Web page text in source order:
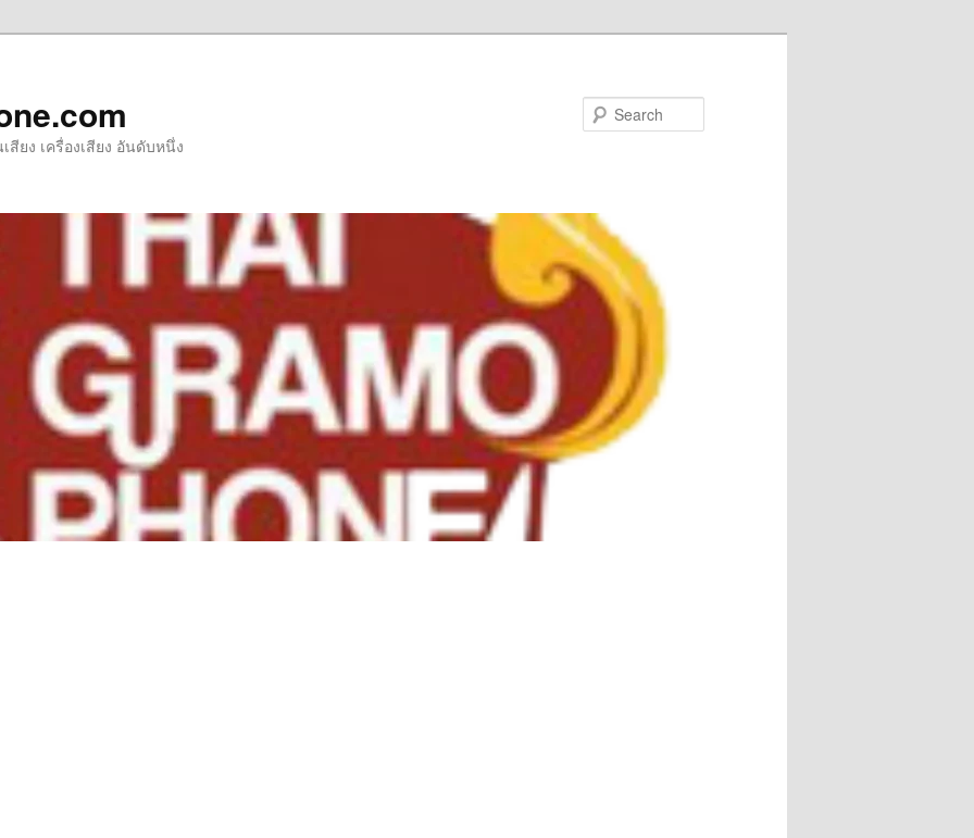
ยง เครื่องเสียง อันดับหนึ่ง